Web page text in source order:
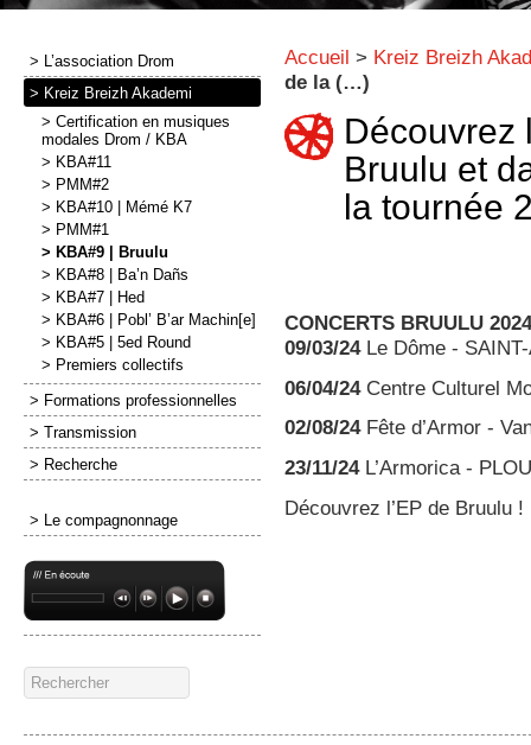
> L’association Drom
> Kreiz Breizh Akademi
> Certification en musiques
modales Drom / KBA
> KBA#11
> PMM#2
> KBA#10 | Mémé K7
> PMM#1
> KBA#9 | Bruulu
> KBA#8 | Ba’n Dañs
> KBA#7 | Hed
> KBA#6 | Pobl’ B’ar Machin[e]
> KBA#5 | 5ed Round
> Premiers collectifs
> Formations professionnelles
> Transmission
> Recherche
> Le compagnonnage
Accueil > Kreiz Breizh
de la (…)
Découvrez
Bruulu et
la tournée
CONCERTS BRUULU 2024
09/03/24 Le Dôme -
06/04/24 Centre Culturel
02/08/24Fête d’Armor -
23/11/24L’Armorica -
Découvrez l’EP de Bruulu !